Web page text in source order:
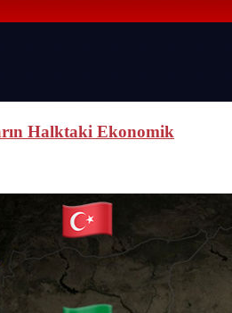
Halktaki Ekonomik